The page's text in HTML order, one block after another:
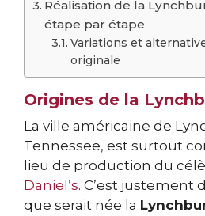
Réalisation de la
étape par étape
Variations et
originale
Origines de la
La ville américaine de
Tennessee, est surtout
lieu de production du
Daniel’s. C’est justement
que serait née la